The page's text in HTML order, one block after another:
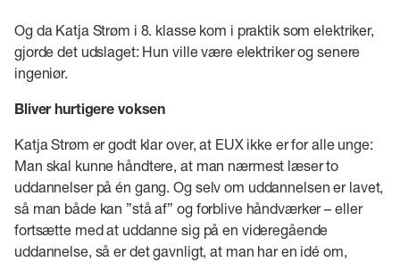
Og da Katja Strøm i 8. klasse kom i praktik som elektriker,
gjorde det udslaget: Hun ville være elektriker og senere
ingeniør.
Bliver hurtigere voksen
Katja Strøm er godt klar over, at EUX ikke er for alle unge:
Man skal kunne håndtere, at man nærmest læser to
uddannelser på én gang. Og selv om uddannelsen er lavet,
så man både kan ”stå af” og forblive håndværker – eller
fortsætte med at uddanne sig på en videregående
uddannelse, så er det gavnligt, at man har en idé om,